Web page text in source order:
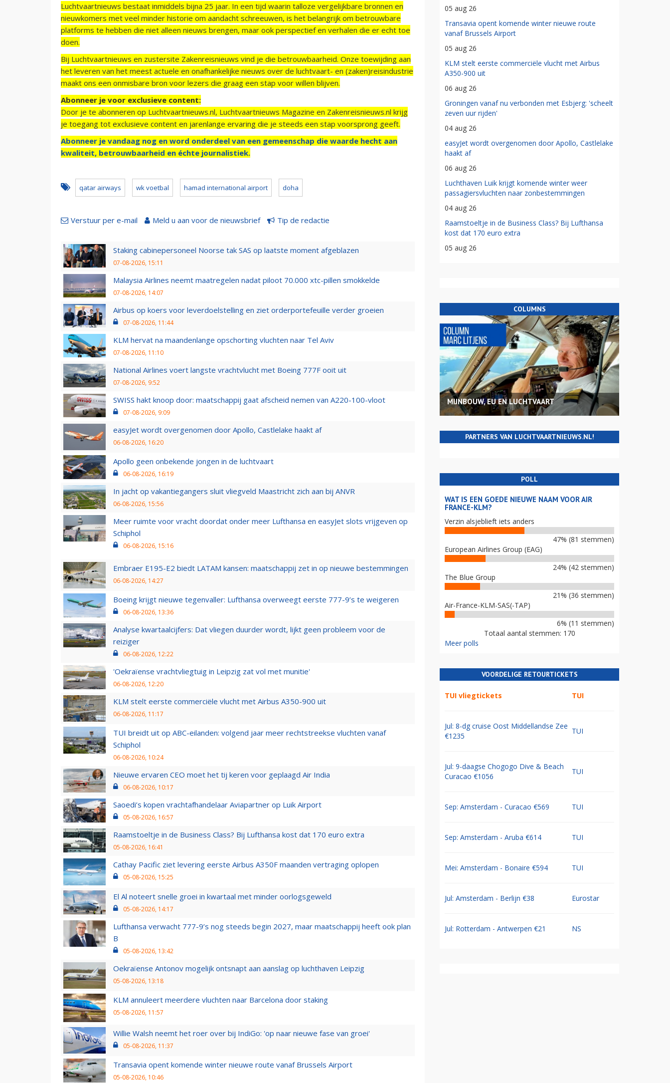
Luchtvaartnieuws bestaat inmiddels bijna 25 jaar. In een tijd waarin talloze vergelijkbare bronnen en
nieuwkomers met veel minder historie om aandacht schreeuwen, is het belangrijk om betrouwbare
platforms te hebben die niet alleen nieuws brengen, maar ook perspectief en verhalen die er echt toe
doen.
Bij Luchtvaartnieuws en zustersite Zakenreisnieuws vind je die betrouwbaarheid. Onze toewijding aan
het leveren van het meest actuele en onafhankelijke nieuws over de luchtvaart- en (zaken)reisindustrie
maakt ons een onmisbare bron voor lezers die graag een stap voor willen blijven.
Abonneer je voor exclusieve content:
Door je te abonneren op Luchtvaartnieuws.nl, Luchtvaartnieuws Magazine en Zakenreisnieuws.nl krijg
je toegang tot exclusieve content en jarenlange ervaring die je steeds een stap voorsprong geeft.
Abonneer je vandaag nog en word onderdeel van een gemeenschap die waarde hecht aan
kwaliteit, betrouwbaarheid en échte journalistiek.
qatar airways wk voetbal hamad international airport doha
Verstuur per e-mail Meld u aan voor de nieuwsbrief Tip de redactie
Staking cabinepersoneel Noorse tak SAS op laatste moment afgeblazen
07-08-2026, 15:11
Malaysia Airlines neemt maatregelen nadat piloot 70.000 xtc-pillen smokkelde
07-08-2026, 14:07
Airbus op koers voor leverdoelstelling en ziet orderportefeuille verder groeien
07-08-2026, 11:44
KLM hervat na maandenlange opschorting vluchten naar Tel Aviv
07-08-2026, 11:10
National Airlines voert langste vrachtvlucht met Boeing 777F ooit uit
07-08-2026, 9:52
SWISS hakt knoop door: maatschappij gaat afscheid nemen van A220-100-vloot
07-08-2026, 9:09
easyJet wordt overgenomen door Apollo, Castlelake haakt af
06-08-2026, 16:20
Apollo geen onbekende jongen in de luchtvaart
06-08-2026, 16:19
In jacht op vakantiegangers sluit vliegveld Maastricht zich aan bij ANVR
06-08-2026, 15:56
Meer ruimte voor vracht doordat onder meer Lufthansa en easyJet slots vrijgeven op
Schiphol
06-08-2026, 15:16
Embraer E195-E2 biedt LATAM kansen: maatschappij zet in op nieuwe bestemmingen
06-08-2026, 14:27
Boeing krijgt nieuwe tegenvaller: Lufthansa overweegt eerste 777-9’s te weigeren
06-08-2026, 13:36
Analyse kwartaalcijfers: Dat vliegen duurder wordt, lijkt geen probleem voor de
reiziger
06-08-2026, 12:22
'Oekraïense vrachtvliegtuig in Leipzig zat vol met munitie'
06-08-2026, 12:20
KLM stelt eerste commerciële vlucht met Airbus A350-900 uit
06-08-2026, 11:17
TUI breidt uit op ABC-eilanden: volgend jaar meer rechtstreekse vluchten vanaf
Schiphol
06-08-2026, 10:24
Nieuwe ervaren CEO moet het tij keren voor geplaagd Air India
06-08-2026, 10:17
Saoedi’s kopen vrachtafhandelaar Aviapartner op Luik Airport
05-08-2026, 16:57
Raamstoeltje in de Business Class? Bij Lufthansa kost dat 170 euro extra
05-08-2026, 16:41
Cathay Pacific ziet levering eerste Airbus A350F maanden vertraging oplopen
05-08-2026, 15:25
El Al noteert snelle groei in kwartaal met minder oorlogsgeweld
05-08-2026, 14:17
Lufthansa verwacht 777-9’s nog steeds begin 2027, maar maatschappij heeft ook plan
B
05-08-2026, 13:42
Oekraïense Antonov mogelijk ontsnapt aan aanslag op luchthaven Leipzig
05-08-2026, 13:18
KLM annuleert meerdere vluchten naar Barcelona door staking
05-08-2026, 11:57
Willie Walsh neemt het roer over bij IndiGo: 'op naar nieuwe fase van groei'
05-08-2026, 11:37
Transavia opent komende winter nieuwe route vanaf Brussels Airport
05-08-2026, 10:46
05 aug 26
Transavia opent komende winter nieuwe route
vanaf Brussels Airport
05 aug 26
KLM stelt eerste commerciële vlucht met Airbus
A350-900 uit
06 aug 26
Groningen vanaf nu verbonden met Esbjerg: 'scheelt
zeven uur rijden'
04 aug 26
easyJet wordt overgenomen door Apollo, Castlelake
haakt af
06 aug 26
Luchthaven Luik krijgt komende winter weer
passagiersvluchten naar zonbestemmingen
04 aug 26
Raamstoeltje in de Business Class? Bij Lufthansa
kost dat 170 euro extra
05 aug 26
COLUMNS
MIJNBOUW, EU EN LUCHTVAART
PARTNERS VAN LUCHTVAARTNIEUWS.NL!
POLL
WAT IS EEN GOEDE NIEUWE NAAM VOOR AIR
FRANCE-KLM?
Verzin alsjeblieft iets anders
47% (81 stemmen)
European Airlines Group (EAG)
24% (42 stemmen)
The Blue Group
21% (36 stemmen)
Air-France-KLM-SAS(-TAP)
6% (11 stemmen)
Totaal aantal stemmen: 170
Meer polls
VOORDELIGE RETOURTICKETS
TUI vliegtickets TUI
Jul: 8-dg cruise Oost Middellandse Zee
€1235
TUI
Jul: 9-daagse Chogogo Dive & Beach
Curacao €1056
TUI
Sep: Amsterdam - Curacao €569 TUI
Sep: Amsterdam - Aruba €614 TUI
Mei: Amsterdam - Bonaire €594 TUI
Jul: Amsterdam - Berlijn €38 Eurostar
Jul: Rotterdam - Antwerpen €21 NS